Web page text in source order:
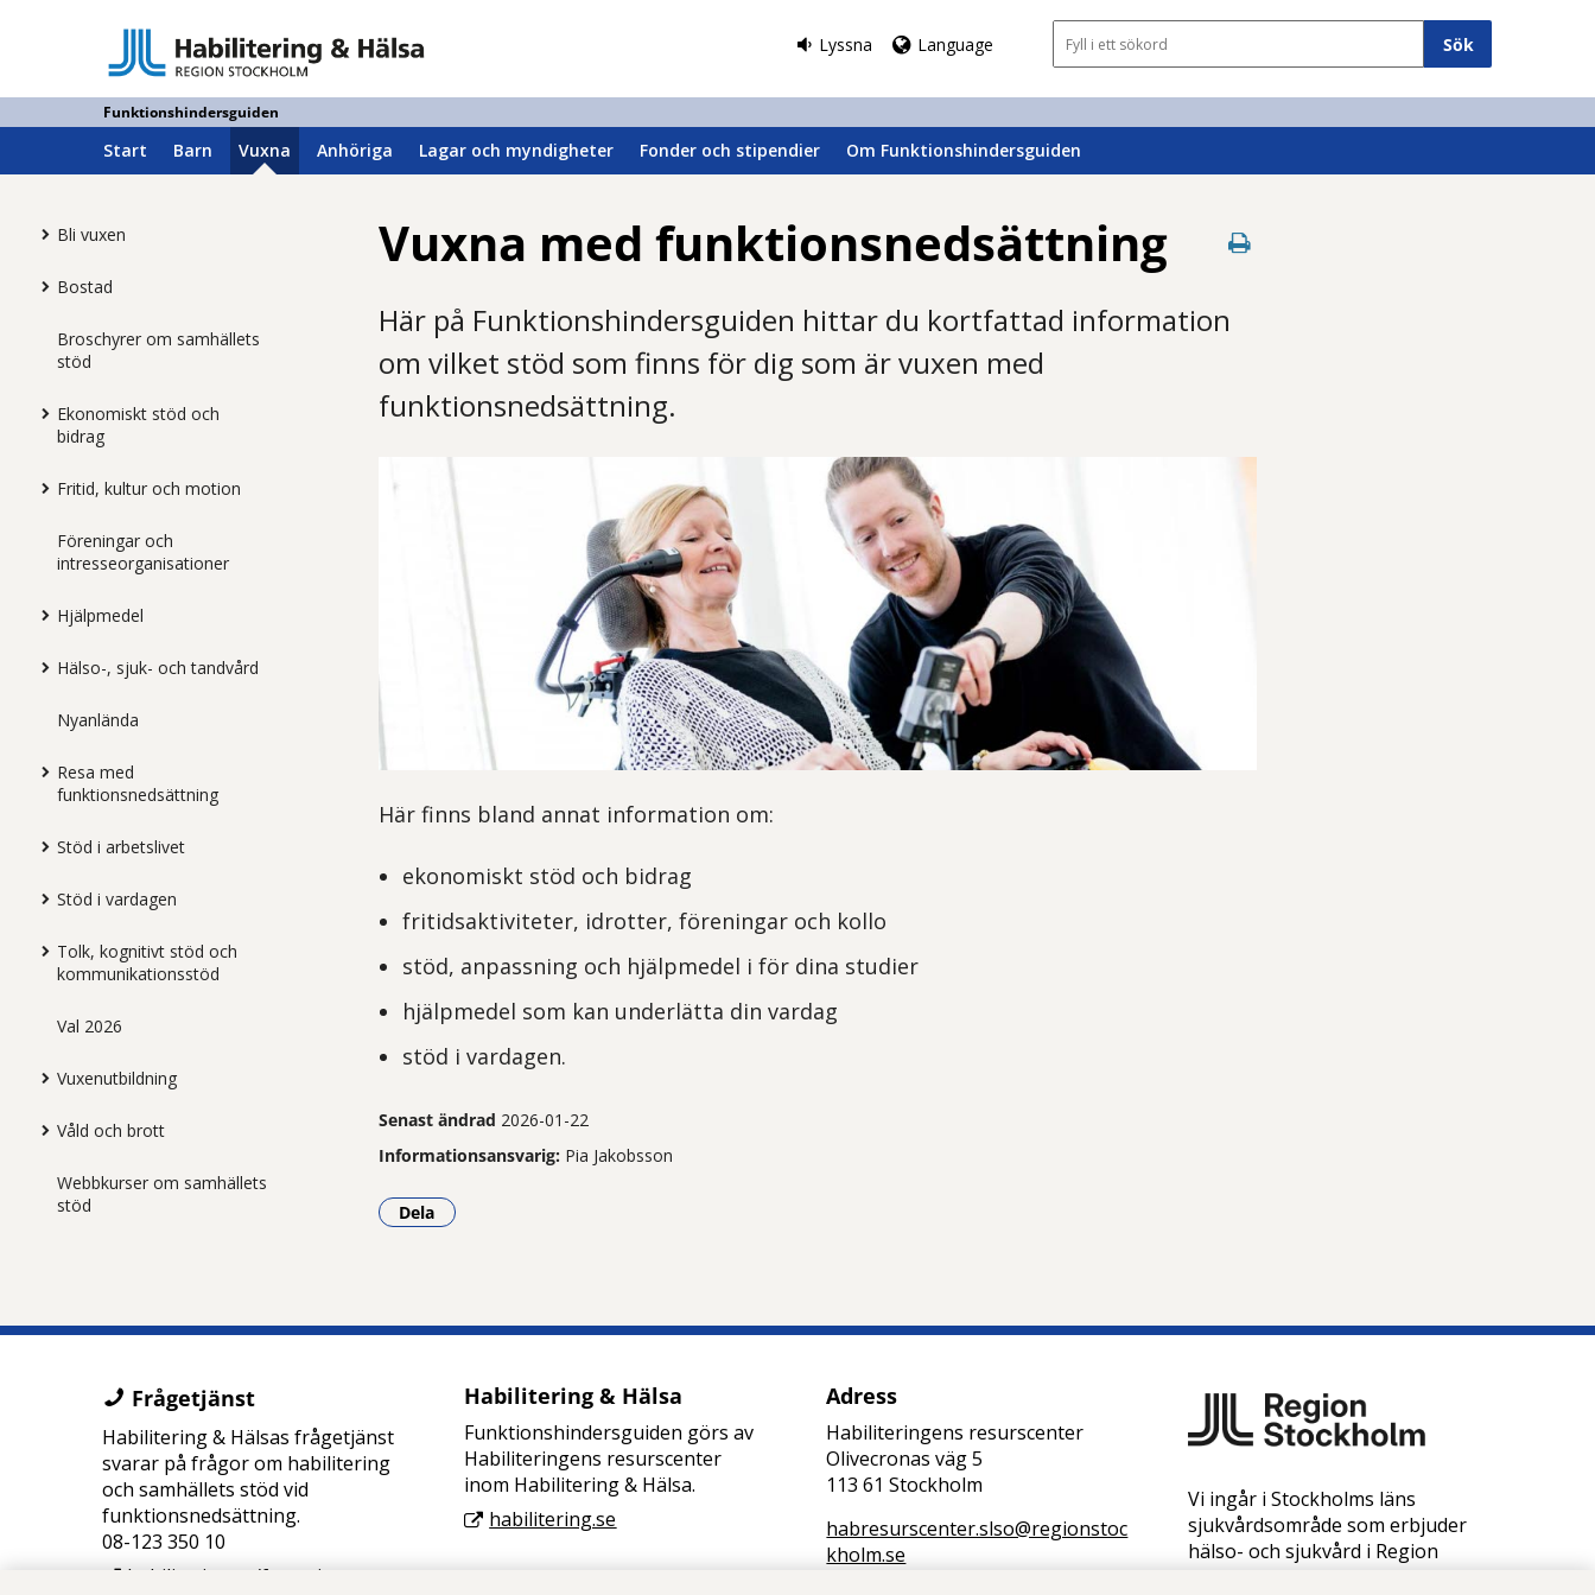
Lyssna Language Sökfält
Funktionshindersguiden
Start Barn Vuxna Anhöriga Lagar och myndigheter Fonder och stipendier Om Funktionshindersguiden
Bli vuxen
Bostad
Broschyrer om samhällets
stöd
Ekonomiskt stöd och
bidrag
Fritid, kultur och motion
Föreningar och
intresseorganisationer
Hjälpmedel
Hälso-, sjuk- och tandvård
Nyanlända
Resa med
funktionsnedsättning
Stöd i arbetslivet
Stöd i vardagen
Tolk, kognitivt stöd och
kommunikationsstöd
Val 2026
Vuxenutbildning
Våld och brott
Webbkurser om samhällets
stöd
Vuxna med funktionsnedsättning
Här på Funktionshindersguiden hittar du kortfattad information
om vilket stöd som finns för dig som är vuxen med
funktionsnedsättning.
Här finns bland annat information om:
ekonomiskt stöd och bidrag
fritidsaktiviteter, idrotter, föreningar och kollo
stöd, anpassning och hjälpmedel i för dina studier
hjälpmedel som kan underlätta din vardag
stöd i vardagen.
Senast ändrad 2026-01-22
Informationsansvarig:Pia Jakobsson
Dela
- Klicka för att öppna delningsalternativ.
Frågetjänst
Habilitering & Hälsas frågetjänst
svarar på frågor om habilitering
och samhällets stöd vid
funktionsnedsättning.
08-123 350 10
habilitering.se/fragetjanst
Habilitering & Hälsa
Funktionshindersguiden görs av
Habiliteringens resurscenter
inom Habilitering & Hälsa.
habilitering.se
Adress
Habiliteringens resurscenter
Olivecronas väg 5
113 61 Stockholm
habresurscenter.slso@regionstoc
kholm.se
Vi ingår i Stockholms läns
sjukvårdsområde som erbjuder
hälso- och sjukvård i Region